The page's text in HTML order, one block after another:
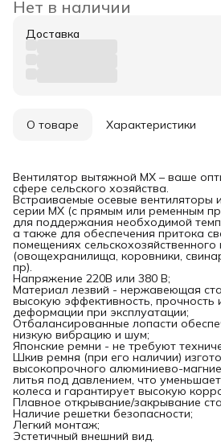
Нет в наличии
Доставка
О товаре Характеристики
Вентилятор вытяжной MX – ваше
сфере сельского хозяйства.
Встраиваемые осевые вентиляторы
серии MX (с прямым или ременным
для поддержания необходимой
а также для обеспечения притока
помещениях сельскохозяйственного
(овощехранилища, коровники,
пр).
Напряжение 220В или 380 В;
Материал лезвий - нержавеющая
высокую эффективность, прочность
деформации при эксплуатации;
Отбалансированные лопасти
низкую вибрацию и шум;
Японские ремни - не требуют
Шкив ремня (при его наличии)
высокопрочного алюминиево-
литья под давлением, что
колеса и гарантирует высокую
Плавное открывание/закрывание
Наличие решетки безопасности;
Легкий монтаж;
Эстетичный внешний вид.